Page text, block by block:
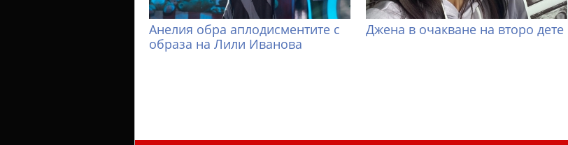
Анелия обра аплодисментите с
образа на Лили Иванова
Джена в очакване на второ дете